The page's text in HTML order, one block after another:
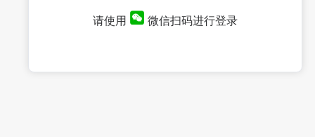
请使用 微信扫码进行登录